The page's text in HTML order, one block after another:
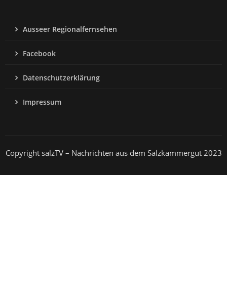
Ausseer Regionalfernsehen
Facebook
Datenschutzerklärung
Impressum
Copyright salzTV – Nachrichten aus dem Salzkammergut 2023